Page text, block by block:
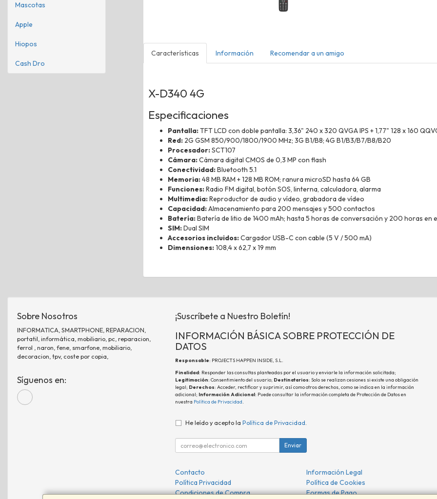
Mascotas
Apple
Hiopos
Cash Dro
Características Información Recomendar a un amigo
X-D340 4G
Especificaciones
Pantalla:TFT LCD con doble pantalla: 3,36" 240 x 320 QVGA IPS + 1,77" 128 x 160
Red:2G GSM 850/900/1800/1900 MHz; 3G B1/B8; 4G B1/B3/B7/B8/B20
Procesador:SCT107
Cámara:Cámara digital CMOS de 0,3 MP con flash
Conectividad:Bluetooth 5.1
Memoria:48 MB RAM + 128 MB ROM; ranura microSD hasta 64 GB
Funciones:Radio FM digital, botón SOS, linterna, calculadora, alarma
Multimedia:Reproductor de audio y vídeo, grabadora de vídeo
Capacidad:Almacenamiento para 200 mensajes y 500 contactos
Batería:Batería de litio de 1400 mAh; hasta 5 horas de conversación y 200 horas en
SIM:Dual SIM
Accesorios incluidos:Cargador USB-C con cable (5 V / 500 mA)
Dimensiones:108,4 x 62,7 x 19 mm
Sobre Nosotros
INFORMATICA, SMARTPHONE, REPARACION,
portatil, informática, mobiliario, pc, reparacion,
ferrol , naron, fene, smarfone, mobiliario,
decoracion, tpv, coste por copia,
Síguenos en:
¡Suscríbete a Nuestro Boletín!
INFORMACIÓN BÁSICA SOBRE PROTECCIÓN DE
DATOS
Responsable: PROJECTS HAPPEN INSIDE, S.L.
Finalidad: Responder las consultas planteadas por el usuario y enviarle la información solicitada;
Legitimación: Consentimiento del usuario; Destinatarios: Solo se realizan cesiones si existe una obligación
legal; Derechos: Acceder, rectificar y suprimir, así como otros derechos, como se indica en la información
adicional; Información Adicional: Puede consultar la información completa de Protección de Datos en
nuestra Política de Privacidad.
He leído y acepto la Política de Privacidad.
Enviar
Contacto
Información Legal
Política Privacidad
Política de Cookies
Condiciones de Compra
Formas de Pago